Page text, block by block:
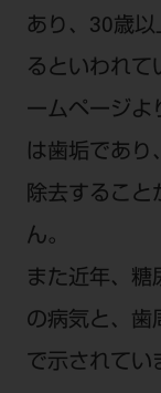
あり、30歳
るといわれて
ームページよ
は歯垢であ
除去すること
ん。
また近年、糖
の病気と、歯
で示されてい
ビバリーく
モリタカレン
京都
広島
福岡
メール
メールで
電 話 /
FAX /
IP電話・ひ
す。
受付時間
暇、年末年始